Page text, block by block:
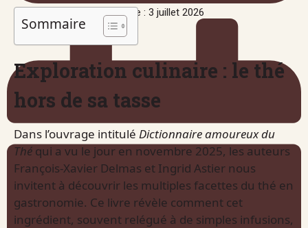
Publié le : 3 juillet 2026
Sommaire
Exploration culinaire : le thé
hors de sa tasse
Dans l’ouvrage intitulé Dictionnaire amoureux du
Thé qui a vu le jour en novembre 2025, les auteurs
François-Xavier Delmas et Ingrid Astier nous
invitent à découvrir les multiples facettes du thé en
gastronomie. Ce livre révèle comment cet
ingrédient, souvent relégué à de simples infusions,